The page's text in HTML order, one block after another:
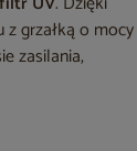
z grzałką o mocy
zasilania,